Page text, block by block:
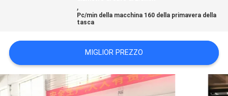
DEL
SITO
,
Pc/min della macchina 160 della primavera della
tasca
MIGLIOR PREZZO